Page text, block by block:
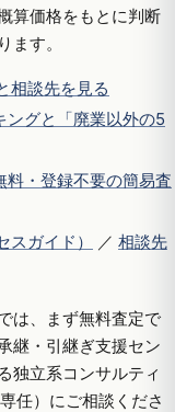
算価格をもとに判断
す。
相談先を見る
ングと「廃業以外の5
料・登録不要の簡易査
ガイド）
／ 相談先
は、まず無料査定で
継・引継ぎ支援セン
独立系コンサルティ
任）にご相談くださ